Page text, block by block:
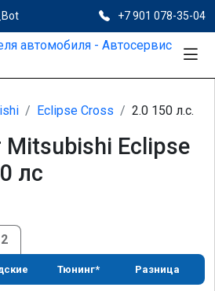
+7 901 078-35-04
Eclipse Cross 2.0 150 л.с.
Eclipse
лс
Тюнинг* Разница